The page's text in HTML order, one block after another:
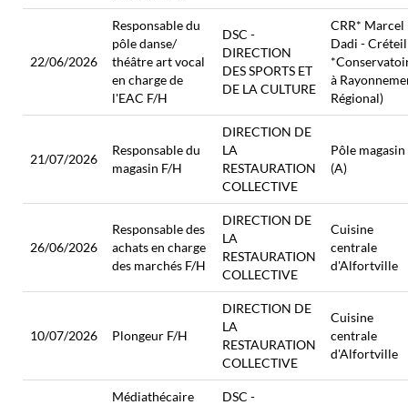
22/06/2026
Responsable du
pôle danse/
théâtre art vocal
en charge de
l'EAC F/H
DSC -
DIRECTION
DES SPORTS ET
DE LA CULTURE
CRR* Marcel
Dadi -
à
Régional)
21/07/2026
Responsable du
magasin F/H
DIRECTION DE
LA
RESTAURATION
COLLECTIVE
Pôle magasin
(A)
26/06/2026
Responsable des
achats en charge
des marchés F/H
DIRECTION DE
LA
RESTAURATION
COLLECTIVE
Cuisine
centrale
d'Alfortville
10/07/2026 Plongeur F/H
DIRECTION DE
LA
RESTAURATION
COLLECTIVE
Cuisine
centrale
d'Alfortville
Médiathécaire
DSC -